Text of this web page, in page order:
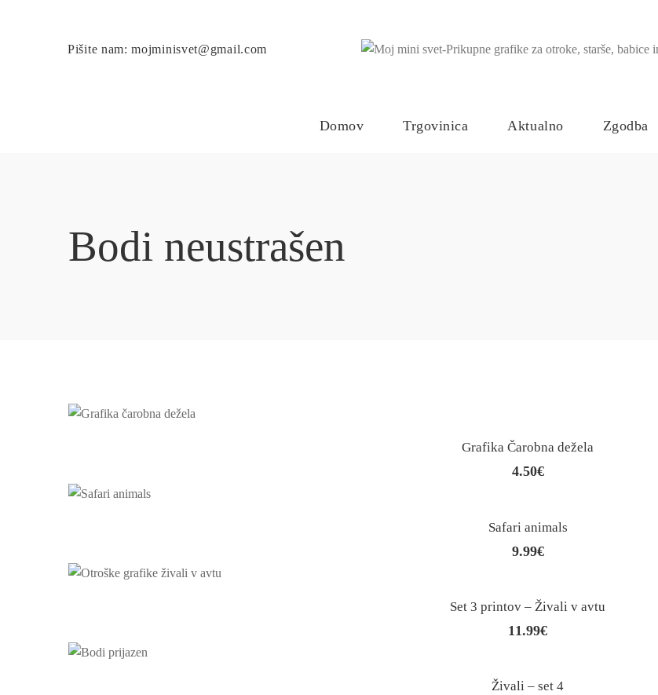
Pišite nam: mojminisvet@gmail.com
Domov Trgovinica Aktualno Zgodba
Bodi neustrašen
Grafika Čarobna dežela
4.50€
Safari animals
9.99€
Set 3 printov – Živali v avtu
11.99€
Živali – set 4